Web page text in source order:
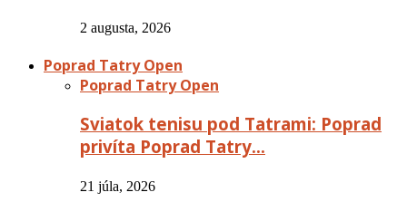
2 augusta, 2026
Poprad Tatry Open
Poprad Tatry Open
Sviatok tenisu pod Tatrami: Poprad
privíta Poprad Tatry…
21 júla, 2026